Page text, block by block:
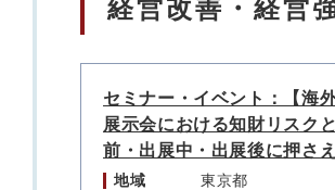
経営改善・経営
セミナー・イベント：【海
展示会における知財リス
前・出展中・出展後に押さ
地域
東京都